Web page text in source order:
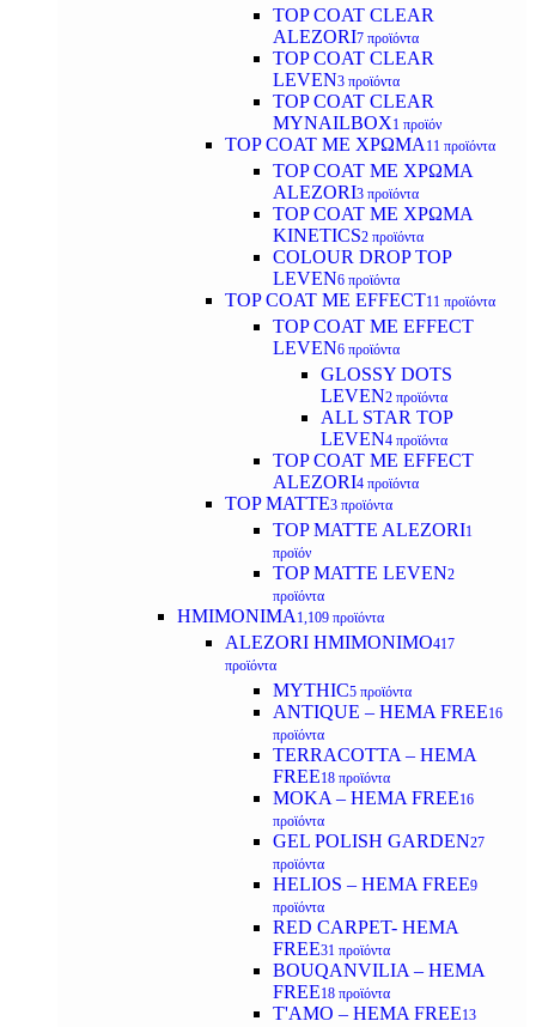
TOP COAT CLEAR
ALEZORI7 προϊόντα
TOP COAT CLEAR
LEVEN3 προϊόντα
TOP COAT CLEAR
MYNAILBOX1 προϊόν
TOP COAT ΜΕ ΧΡΩΜΑ 11 προϊόντα
TOP COAT ΜΕ ΧΡΩΜΑ
ALEZORI3 προϊόντα
TOP COAT ΜΕ ΧΡΩΜΑ
KINETICS2 προϊόντα
COLOUR DROP TOP
LEVEN6 προϊόντα
TOP COAT ΜΕ EFFECT11 προϊόντα
TOP COAT ME EFFECT
LEVEN6 προϊόντα
GLOSSY DOTS
LEVEN2 προϊόντα
ALL STAR TOP
LEVEN4 προϊόντα
TOP COAT ME EFFECT
ALEZORI4 προϊόντα
TOP MATTE3 προϊόντα
TOP MATTE ALEZORI1
προϊόν
TOP MATTE LEVEN2
προϊόντα
ΗΜΙΜΟΝΙΜΑ 1,109 προϊόντα
ALEZORI ΗΜΙΜΟΝΙΜΟ417
προϊόντα
MYTHIC5 προϊόντα
ANTIQUE – HEMA FREE16
προϊόντα
TERRACOTTA – HEMA
FREE18 προϊόντα
MOKA – HEMA FREE16
προϊόντα
GEL POLISH GARDEN27
προϊόντα
HELIOS – HEMA FREE9
προϊόντα
RED CARPET- HEMA
FREE31 προϊόντα
BOUQANVILIA – HEMA
FREE18 προϊόντα
T'AMO – HEMA FREE13